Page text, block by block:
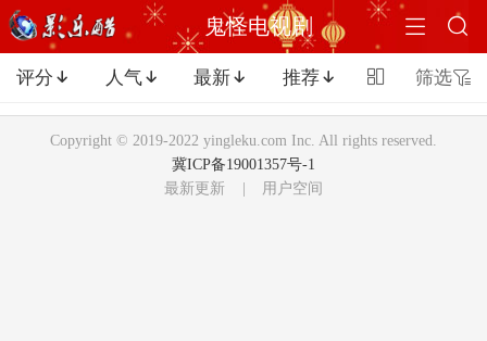
 
鬼怪电视剧
评分  人气 最新 推荐  筛选
Copyright © 2019-2022 yingleku.com Inc. All rights reserved.
冀ICP备19001357号-1
最新更新
| 用户空间